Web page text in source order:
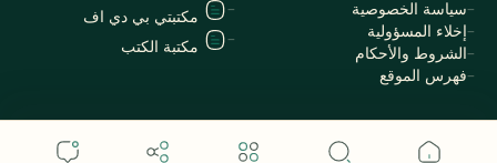
سياسة الخصوصية
إخلاء المسؤولية
الشروط والأحكام
فهرس الموقع
مكتبتي بي دي اف
مكتبة الكتب